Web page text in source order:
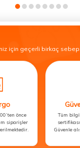
için geçerli birkaç sebep.
önce
siparişler
Tüm
Güvenle